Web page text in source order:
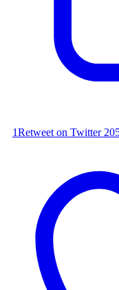
1Retweet on Twitter